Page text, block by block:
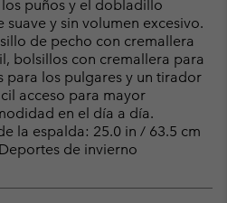
puños y el dobladillo
suave y sin volumen excesivo.
de pecho con cremallera
bolsillos con cremallera para
para los pulgares y un tirador
acceso para mayor
en el día a día.
la espalda: 25.0 in / 63.5 cm
de invierno